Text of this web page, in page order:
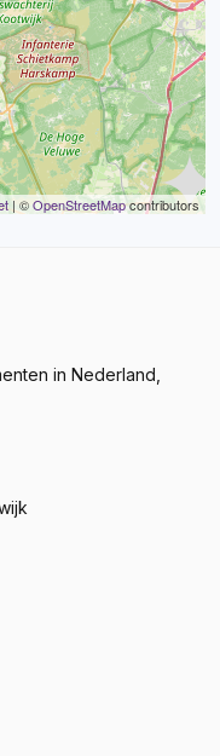
| ©OpenStreetMapcontributors
in Nederland,